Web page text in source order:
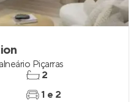
Piçarras
2
1 e 2